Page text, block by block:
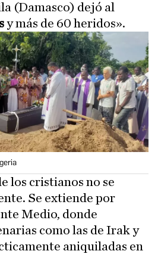
(Damasco) dejó al
y más de 60 heridos».
los cristianos no se
Se extiende por
Medio, donde
como las de Irak y
aniquiladas en